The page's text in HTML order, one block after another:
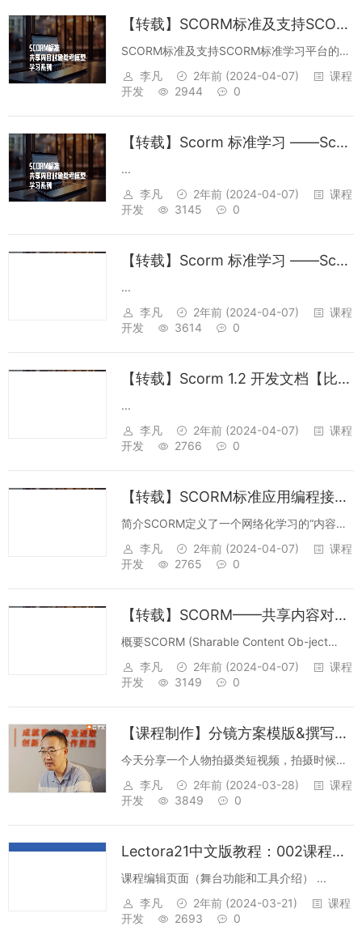
【转载】SCORM标准及支持SCORM标准学习平台的设计
SCORM标准及支持SCORM标准学习平台的设
计一、 引言Internet在各领域的普及为信息和
知识的交流传播提供了便捷的途径，而网络更
李凡 2年前 (2024-04-07)
课程
开发
2944 0
【转载】Scorm 标准学习 ——Scorm RTE API 与数据模型
...
李凡
2年前 (2024-04-07)
课程
开发
3145 0
【转载】Scorm 标准学习 ——Scorm1.2 体系结构
...
李凡
2年前 (2024-04-07)
课程
开发
3614 0
【转载】Scorm 1.2 开发文档【比较全面】
...
李凡
2年前 (2024-04-07)
课程
开发
2766 0
【转载】SCORM标准应用编程接口（API）和数据模型（Data Model）学习及总结
简介SCORM定义了一个网络化学习的“内容聚
合模型”（Content Aggregaion Model）和学
习对象的“实时运行环境”（Run-time
李凡 2年前 (2024-04-07)
课程
开发
2765 0
【转载】SCORM——共享内容对象参考模型
概要SCORM (Sharable Content Ob-ject
Reference Model)是由ADL(高级分布式学习)
计划开发的，该计划最初由美国国防部于1997
李凡 2年前 (2024-04-07)
课程
开发
3149 0
【课程制作】分镜方案模版&撰写示例&成果示例
今天分享一个人物拍摄类短视频，拍摄时候用
的视频脚本和分镜方案模版，以及撰写好的示
例，最后附上成果示例。希望对希望了解制作
李凡 2年前 (2024-03-28)
课程
开发
3849 0
Lectora21中文版教程：002课程编辑页面（舞台功能和工具介绍）
课程编辑页面（舞台功能和工具介绍） ...
李凡
2年前 (2024-03-21)
课程
开发
2693 0